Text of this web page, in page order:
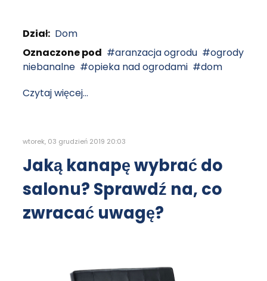
Dział: Dom
Oznaczone pod
aranzacja ogrodu
ogrody
niebanalne
opieka nad ogrodami
dom
Czytaj więcej...
wtorek, 03 grudzień 2019 20:03
Jaką kanapę wybrać do
salonu? Sprawdź na, co
zwracać uwagę?